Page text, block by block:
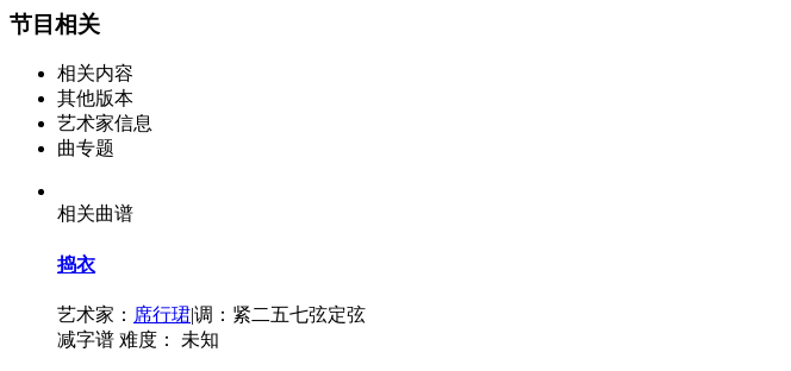
节目相关
相关内容
其他版本
艺术家信息
曲专题
相关曲谱
捣衣
艺术家： 席行珺|调：紧二五七弦定弦
减字谱 难度： 未知